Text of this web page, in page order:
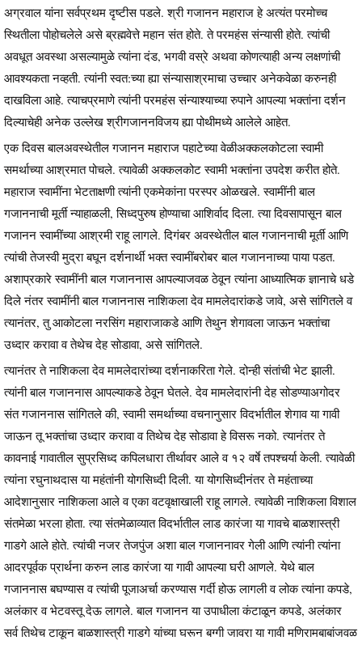
अग्रवाल यांना सर्वप्रथम दृष्टीस पडले. श्री गजानन महाराज हे अत्यंत परमोच्च
स्थितीला पोहोचलेले असे ब्रह्मवेत्ते महान संत होते. ते परमहंस संन्यासी होते. त्यांची
अवधूत अवस्था असल्यामुळे त्यांना दंड, भगवी वस्रे अथवा कोणत्याही अन्य लक्षणांची
आवश्यकता नव्हती. त्यांनी स्वत:च्या ह्या संन्यासाश्रमाचा उच्चार अनेकवेळा करुनही
दाखविला आहे. त्याचप्रमाणे त्यांनी परमहंस संन्याश्याच्या रुपाने आपल्या भक्तांना दर्शन
दिल्याचेही अनेक उल्लेख श्रीगजाननविजय ह्या पोथीमध्ये आलेले आहेत.
एक दिवस बालअवस्थेतील गजानन महाराज पहाटेच्या वेळीअक्कलकोटला स्वामी
समर्थाच्या आश्रमात पोचले. त्यावेळी अक्कलकोट स्वामी भक्तांना उपदेश करीत होते.
महाराज स्वामींना भेटताक्षणी त्यांनी एकमेकांना परस्पर ओळखले. स्वामींनी बाल
गजाननाची मूर्ती न्याहाळली, सिध्दपुरुष होण्याचा आशिर्वाद दिला. त्या दिवसापासून बाल
गजानन स्वामींच्या आश्रमी राहू लागले. दिगंबर अवस्थेतील बाल गजाननाची मूर्ती आणि
त्यांची तेजस्वी मुद्रा बघून दर्शनार्थी भक्त स्वामींबरोबर बाल गजाननाच्या पाया पडत.
अशाप्रकारे स्वामींनी बाल गजाननास आपल्याजवळ ठेवून त्यांना आध्यात्मिक ज्ञानाचे धडे
दिले नंतर स्वामींनी बाल गजाननास नाशिकला देव मामलेदारांकडे जावे, असे सांगितले व
त्यानंतर, तु आकोटला नरसिंग महाराजाकडे आणि तेथुन शेगावला जाऊन भक्तांचा
उध्दार करावा व तेथेच देह सोडावा, असे सांगितले.
त्यानंतर ते नाशिकला देव मामलेदारांच्या दर्शनाकरिता गेले. दोन्ही संतांची भेट झाली.
त्यांनी बाल गजाननास आपल्याकडे ठेवून घेतले. देव मामलेदारांनी देह सोडण्याअगोदर
संत गजाननास सांगितले की, स्वामी समर्थाच्या वचनानुसार विदर्भातील शेगाव या गावी
जाऊन तू भक्तांचा उध्दार करावा व तिथेच देह सोडावा हे विसरू नको. त्यानंतर ते
कावनाई गावातील सुप्रसिध्द कपिलधारा तीर्थावर आले व १२ वर्षे तपश्चर्या केली. त्यावेळी
त्यांना रघुनाथदास या महंतांनी योगसिध्दी दिली. या योगसिध्दीनंतर ते महंताच्या
आदेशानुसार नाशिकला आले व एका वटवृक्षाखाली राहू लागले. त्यावेळी नाशिकला विशाल
संतमेळा भरला होता. त्या संतमेळाव्यात विदर्भातील लाड कारंजा या गावचे बाळशास्त्री
गाडगे आले होते. त्यांची नजर तेजपुंज अशा बाल गजाननावर गेली आणि त्यांनी त्यांना
आदरपूर्वक प्रार्थना करुन लाड कारंजा या गावी आपल्या घरी आणले. येथे बाल
गजाननास बघण्यास व त्यांची पूजाअर्चा करण्यास गर्दी होऊ लागली व लोक त्यांना कपडे,
अलंकार व भेटवस्तू देऊ लागले. बाल गजानन या उपाधीला कंटाळून कपडे, अलंकार
सर्व तिथेच टाकून बाळशास्त्री गाडगे यांच्या घरून बग्गी जावरा या गावी मणिरामबाबांजवळ